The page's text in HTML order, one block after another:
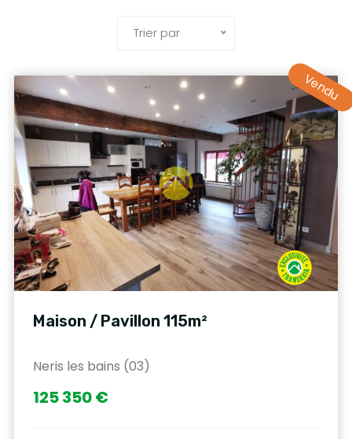
Trier par
Vendu
Maison / Pavillon 115m²
Neris les bains (03)
125 350 €